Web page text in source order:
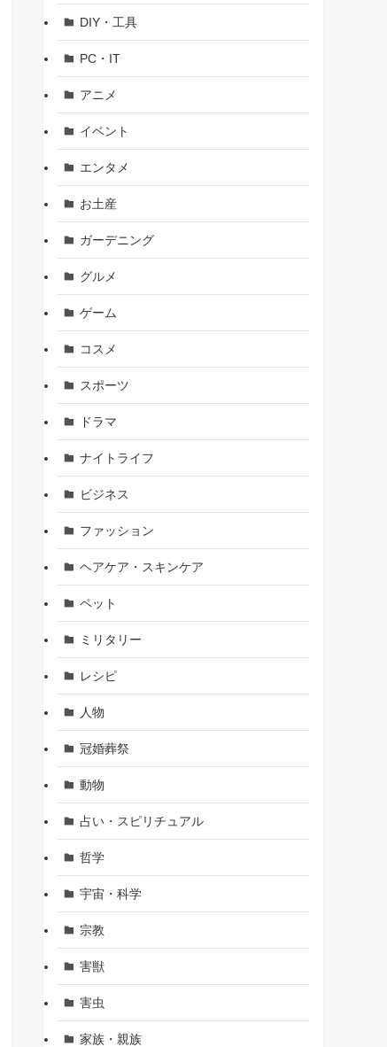
DIY・工具
PC・IT
アニメ
イベント
エンタメ
お土産
ガーデニング
グルメ
ゲーム
コスメ
スポーツ
ドラマ
ナイトライフ
ビジネス
ファッション
ヘアケア・スキンケア
ペット
ミリタリー
レシピ
人物
冠婚葬祭
動物
占い・スピリチュアル
哲学
宇宙・科学
宗教
害獣
害虫
家族・親族